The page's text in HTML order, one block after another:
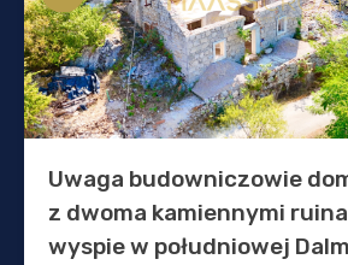
Uwaga budowniczowie
z dwoma kamiennymi
wyspie w południowej